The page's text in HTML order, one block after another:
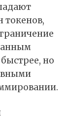
токенов,
но